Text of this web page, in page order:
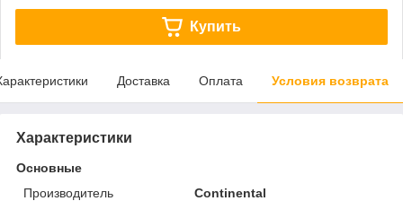
Купить
Доставка Оплата Условия возврата
Характеристики
Основные
Производитель
Continental